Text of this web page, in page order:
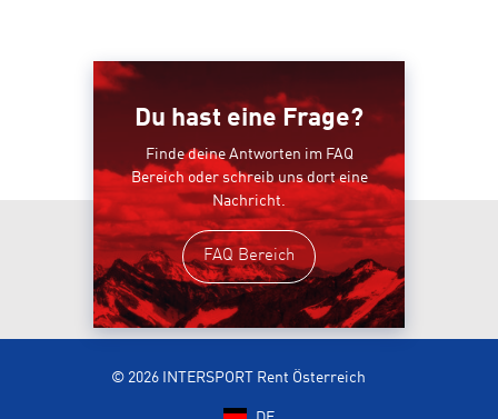
Du hast eine Frage?
Finde deine Antworten im FAQ
Bereich oder schreib uns dort eine
Nachricht.
FAQ Bereich
© 2026 INTERSPORT Rent Österreich